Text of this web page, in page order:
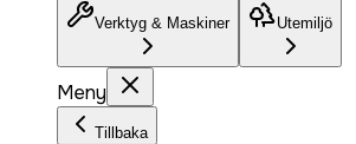
Verktyg & Maskiner Utemiljö
Meny
Tillbaka